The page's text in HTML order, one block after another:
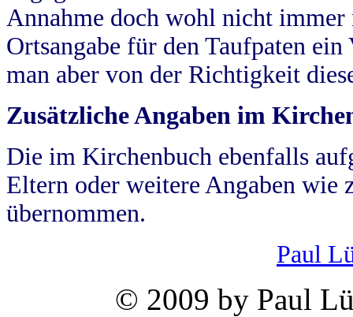
Annahme doch wohl nicht
Ortsangabe für den Taufpaten
man aber von der Richtigkeit
Zusätzliche Angaben im
Die im Kirchenbuch ebenfalls
Eltern oder weitere Angaben wie
übernommen.
Paul
© 2009 by Paul